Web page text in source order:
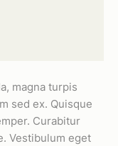
magna turpis
sed ex. Quisque
Curabitur
Vestibulum eget